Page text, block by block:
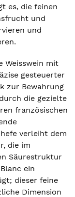
es, die feinen
und
und
Weisswein mit
gesteuerter
zur Bewahrung
die gezielte
französischen
verleiht dem
die im
Säurestruktur
ein
dieser feine
Dimension